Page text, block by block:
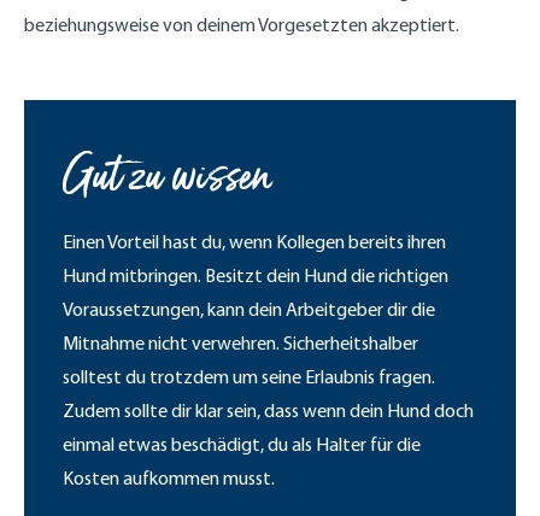
beziehungsweise von deinem Vorgesetzten akzeptiert.
Gut zu wissen
Einen Vorteil hast du, wenn Kollegen bereits ihren
Hund mitbringen. Besitzt dein Hund die richtigen
Voraussetzungen, kann dein Arbeitgeber dir die
Mitnahme nicht verwehren. Sicherheitshalber
solltest du trotzdem um seine Erlaubnis fragen.
Zudem sollte dir klar sein, dass wenn dein Hund doch
einmal etwas beschädigt, du als Halter für die
Kosten aufkommen musst.